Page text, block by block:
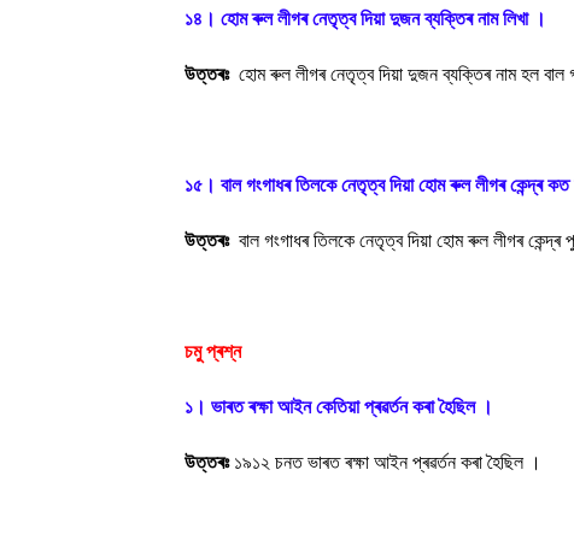
১৪। হোম ৰুল লীগৰ নেতৃত্ব দিয়া দুজন ব্যক্তিৰ নাম লিখা ।
উত্তৰঃ হোম ৰুল লীগৰ নেতৃত্ব দিয়া দুজন ব্যক্তিৰ নাম হল
১৫। বাল গংগাধৰ তিলকে নেতৃত্ব দিয়া হোম ৰুল লীগৰ কেন্দ্ৰ
উত্তৰঃ বাল গংগাধৰ তিলকে নেতৃত্ব দিয়া হোম ৰুল লীগৰ
চমু প্ৰশ্ন
১। ভাৰত ৰক্ষা আইন কেতিয়া প্ৰৱৰ্তন কৰা হৈছিল ।
উত্তৰঃ১৯১২ চনত ভাৰত ৰক্ষা আইন প্ৰৱৰ্তন কৰা হৈছিল ।